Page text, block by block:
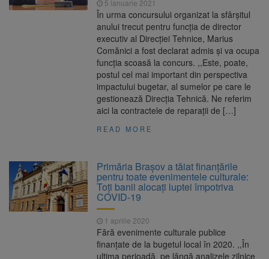
5 ianuarie 2021
În urma concursului organizat la sfârșitul
anului trecut pentru funcția de director
executiv al Direcției Tehnice, Marius
Comănici a fost declarat admis și va ocupa
funcția scoasă la concurs. ,,Este, poate,
postul cel mai important din perspectiva
impactului bugetar, al sumelor pe care le
gestionează Direcția Tehnică. Ne referim
aici la contractele de reparații de […]
READ MORE
Primăria Brașov a tăiat finanțările
pentru toate evenimentele culturale:
Toți banii alocați luptei împotriva
COVID-19
1 aprilie 2020
Fără evenimente culturale publice
finanțate de la bugetul local în 2020. ,,În
ultima perioadă, pe lângă analizele zilnice